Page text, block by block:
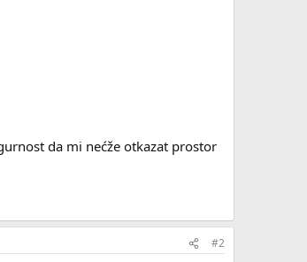
da mi nećže otkazat prostor
#2